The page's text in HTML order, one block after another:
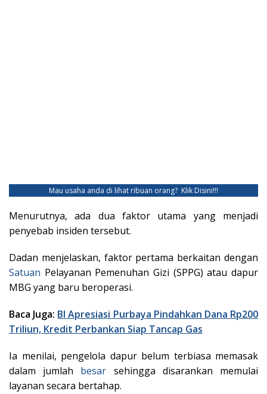
Mau usaha anda di lihat ribuan orang? Klik Disini!!!
Menurutnya, ada dua faktor utama yang menjadi
penyebab insiden tersebut.
Dadan menjelaskan, faktor pertama berkaitan dengan
Satuan Pelayanan Pemenuhan Gizi (SPPG) atau dapur
MBG yang baru beroperasi.
Baca Juga: BI Apresiasi Purbaya Pindahkan Dana Rp200
Triliun, Kredit Perbankan Siap Tancap Gas
Ia menilai, pengelola dapur belum terbiasa memasak
dalam jumlah besar sehingga disarankan memulai
layanan secara bertahap.